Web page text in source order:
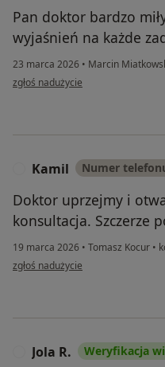
Pan doktor bardzo
wyjaśnień na każde
23 marca 2026 • Marcin
w opinii użytkownika Sylwia K.
zgłoś nadużycie
Kamil Numer
Doktor uprzejmy i
konsultacja. Szczerze
19 marca 2026 • Tomasz Kocur •
w opinii użytkownika Kamil
zgłoś nadużycie
Jola R. Weryfikacja